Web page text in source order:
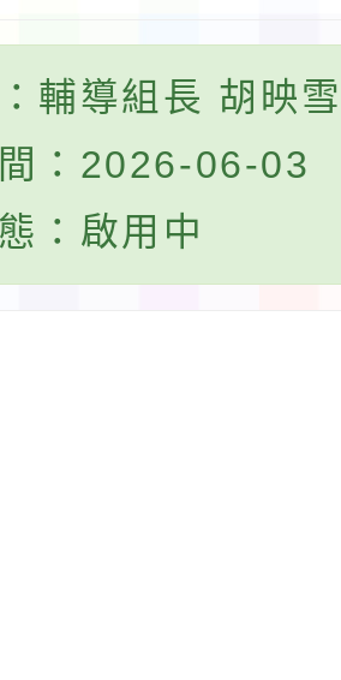
輔導組長 胡映
：2026-06-03
：啟用中